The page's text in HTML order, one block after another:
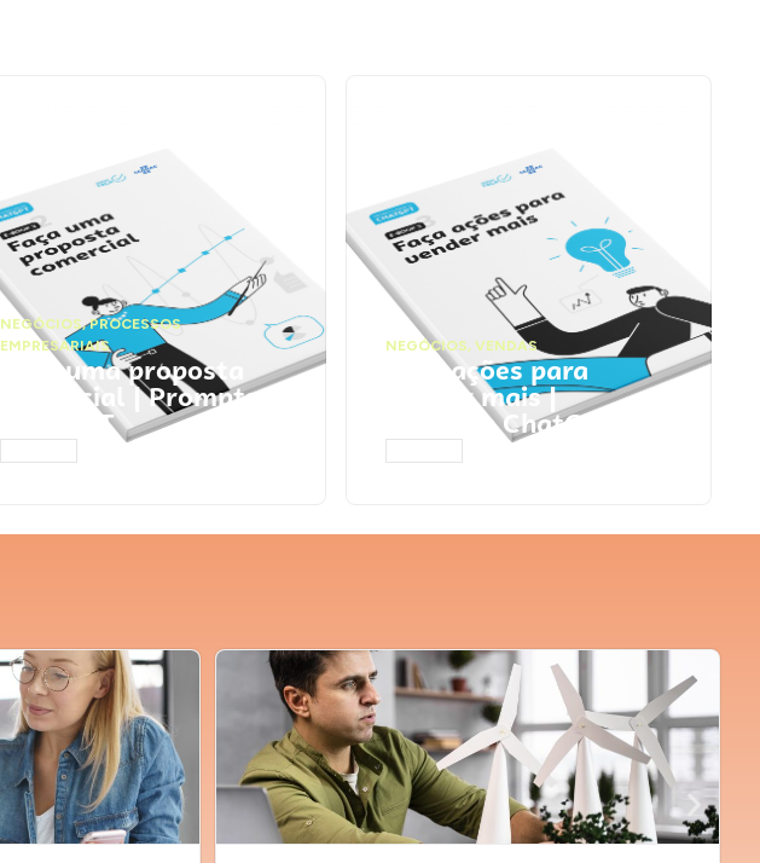
NEGÓCIOS,PROCESSOS
EMPRESARIAIS
Faça uma proposta
comercial | Prompts
ChatGPT
NEGÓCIOS, VENDAS
Faça ações para
vender mais |
Prompts ChatGPT